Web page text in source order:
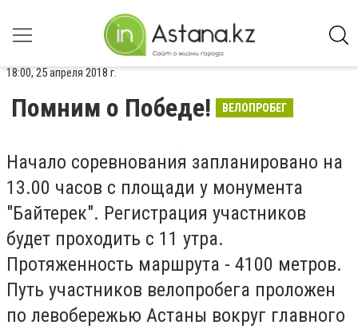
18:00, 25 апреля 2018 г.
Помним о Победе! ВЕЛОПРОБЕГ
Начало соревнования запланировано на
13.00 часов с площади у монумента
"Байтерек". Регистрация участников
будет проходить с 11 утра.
Протяженность маршрута - 4100 метров.
Путь участников велопробега проложен
по левобережью Астаны вокруг главного